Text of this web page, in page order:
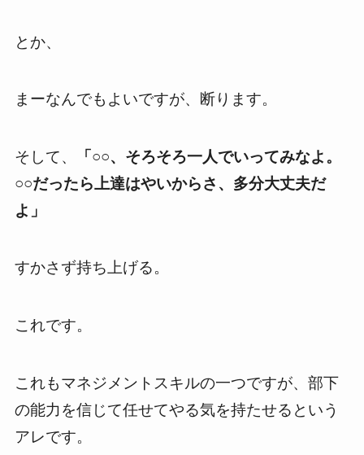
とか、
まーなんでもよいですが、断ります。
そして、
「○○、そろそろ一人でいってみなよ。
○○だったら上達はやいからさ、多分大丈夫だ
よ」
すかさず持ち上げる。
これです。
これもマネジメントスキルの一つですが、部下
の能力を信じて任せてやる気を持たせるという
アレです。